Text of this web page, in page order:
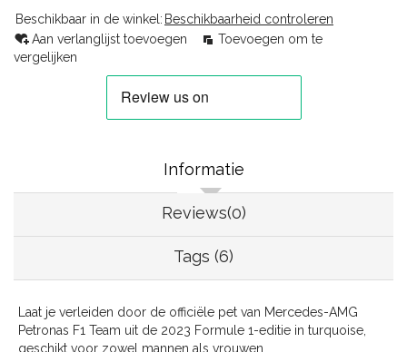
Beschikbaar in de winkel: Beschikbaarheid controleren
Aan verlanglijst toevoegen
Toevoegen om te
vergelijken
Informatie
Reviews(0)
Tags (6)
Laat je verleiden door de officiële pet van Mercedes-AMG
Petronas F1 Team uit de 2023 Formule 1-editie in turquoise,
geschikt voor zowel mannen als vrouwen.